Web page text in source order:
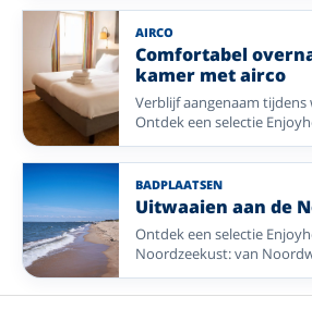
AIRCO
Comfortabel
kamer met airco
Verblijf aangenaam tijdens
Ontdek een selectie
kamer of als
tot Veluwe en wellness.
BADPLAATSEN
Uitwaaien aan de
Ontdek een selectie
Noordzeekust: van
Vlieland, Ameland,